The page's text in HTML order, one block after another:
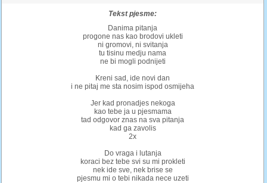
Tekst pjesme:
Danima pitanja
progone nas kao brodovi ukleti
ni gromovi, ni svitanja
tu tisinu medju nama
ne bi mogli podnijeti
Kreni sad, ide novi dan
i ne pitaj me sta nosim ispod osmijeha
Jer kad pronadjes nekoga
kao tebe ja u pjesmama
tad odgovor znas na sva pitanja
kad ga zavolis
2x
Do vraga i lutanja
koraci bez tebe svi su mi prokleti
nek ide sve, nek brise se
pjesmu mi o tebi nikada nece uzeti